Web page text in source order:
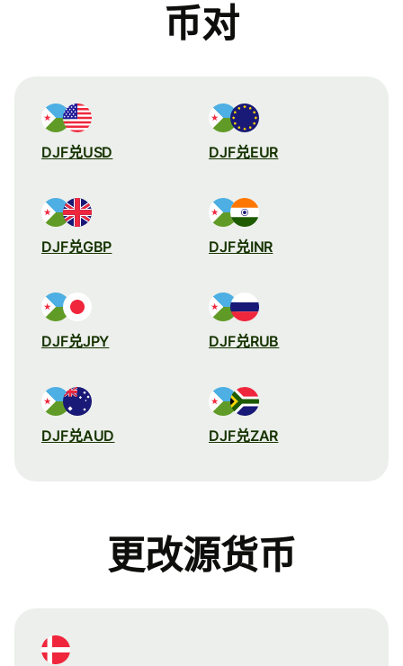
币对
DJF兑USD DJF兑EUR
DJF兑GBP DJF兑INR
DJF兑JPY DJF兑RUB
DJF兑AUD DJF兑ZAR
更改源货币